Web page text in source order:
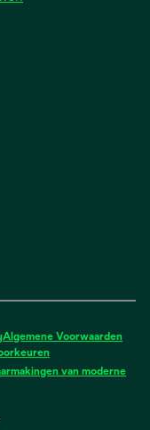
Algemene Voorwaarden
van moderne